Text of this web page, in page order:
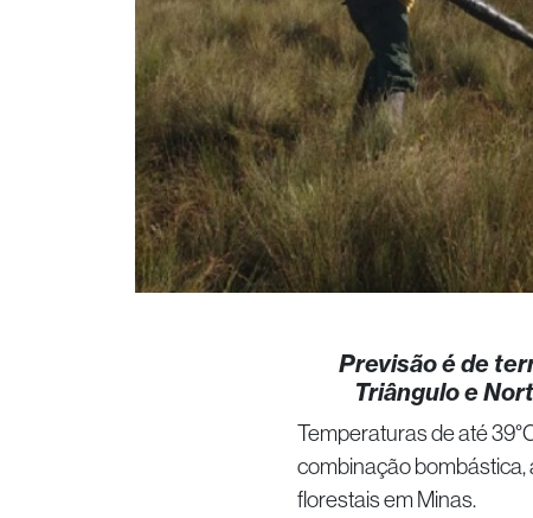
Previsão é de
Triângulo e
Temperaturas de até
combinação bombástica,
florestais em Minas.